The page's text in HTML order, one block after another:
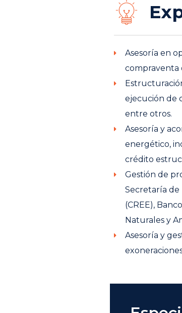
Asesoría en
compraventa
ejecución de
entre otros.
Asesoría y
energético,
crédito
Gestión de
Secretaría de
(CREE),
Naturales y
Asesoría y